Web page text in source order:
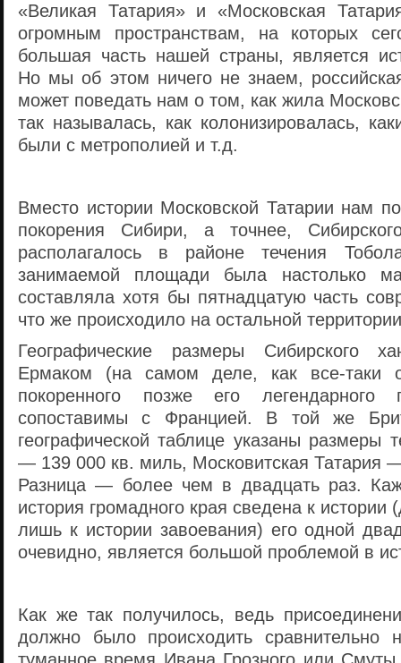
«Великая Татария» и «Московская
огромным пространствам, на которых
большая часть нашей страны, является
Но мы об этом ничего не знаем,
может поведать нам о том, как жила
так называлась, как колонизировалась,
были с метрополией и т.д.
Вместо истории Московской Татарии нам
покорения Сибири, а точнее,
располагалось в районе течения
занимаемой площади была настолько
составляла хотя бы пятнадцатую часть
что же происходило на остальной
Географические размеры Сибирского
Ермаком (на самом деле, как все-таки
покоренного позже его легендарного
сопоставимы с Францией. В той же
географической таблице указаны размеры
— 139 000 кв. миль, Московитская Татария
Разница — более чем в двадцать раз.
история громадного края сведена к истории
лишь к истории завоевания) его одной
очевидно, является большой проблемой в
Как же так получилось, ведь
должно было происходить